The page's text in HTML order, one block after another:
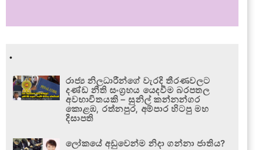
.
රාජ්‍ය නිලධාරීන්ගේ වැරදි තීරණවලට
දණ්ඩ නීති සංග්‍රහය යෙදවීම බරපතල
අවභාවිතයකි – සුනිල් කන්නන්ගර
කොළඹ, රත්නපුර, අම්පාර හිටපු මහ
දිසාපති
ලෝකයේ අඩුවෙන්ම නිදා ගන්නා ජාතිය?